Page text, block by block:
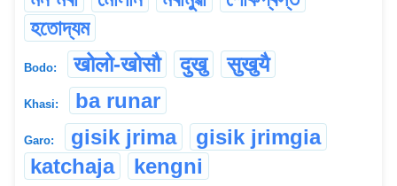
হতোদ্যম
Bodo: खोलो-खोसौ दुखु सुखुयै
Khasi: ba runar
Garo: gisik jrima
gisik jrimgia
katchaja
kengni